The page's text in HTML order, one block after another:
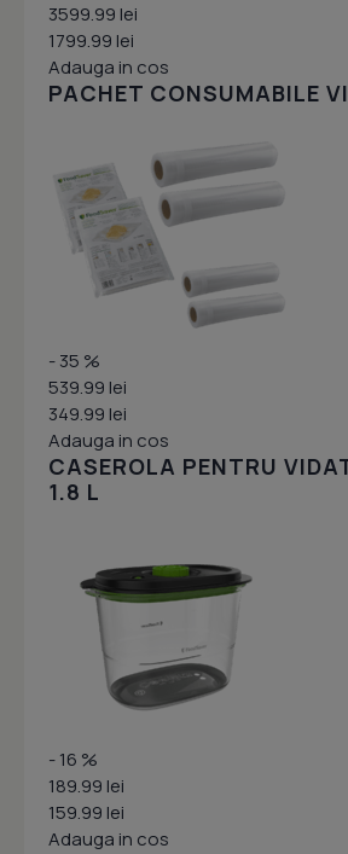
3599.99 lei
1799.99 lei
Adauga in cos
PACHET CONSUMABILE
- 35 %
539.99 lei
349.99 lei
Adauga in cos
CASEROLA PENTRU
1.8 L
- 16 %
189.99 lei
159.99 lei
Adauga in cos